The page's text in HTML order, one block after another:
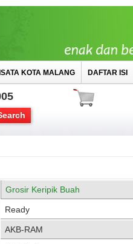
KOTA MALANG DAFTAR ISI
Grosir Keripik Buah
Ready
AKB-RAM